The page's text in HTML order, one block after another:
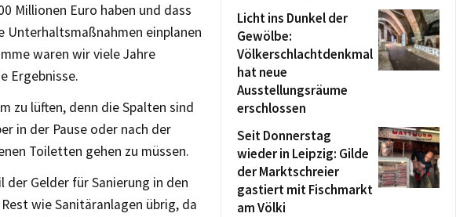
Millionen Euro haben und dass
Unterhaltsmaßnahmen einplanen
waren wir viele Jahre
Ergebnisse.
zu lüften, denn die Spalten sind
in der Pause oder nach der
Toiletten gehen zu müssen.
Gelder für Sanierung in den
wie Sanitäranlagen übrig, da
Licht ins Dunkel der
Gewölbe:
Völkerschlachtdenkmal
hat neue
Ausstellungsräume
erschlossen
Seit Donnerstag
wieder in Leipzig: Gilde
der Marktschreier
gastiert mit Fischmarkt
am Völki